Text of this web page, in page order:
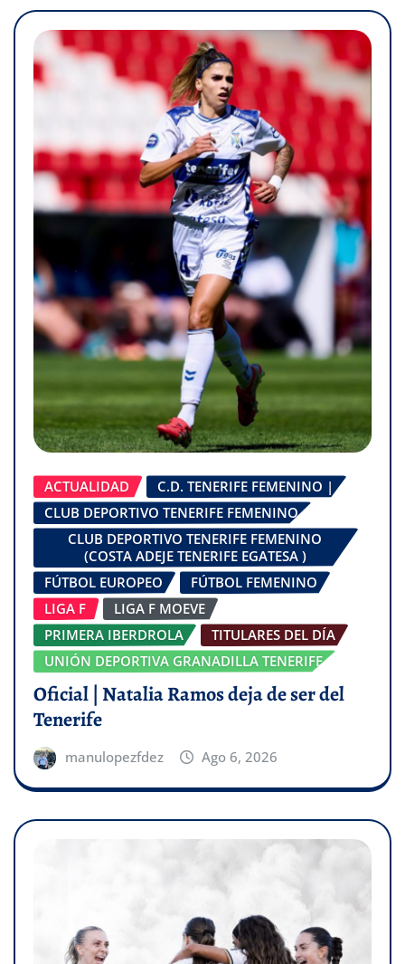
ACTUALIDAD
C.D. TENERIFE FEMENINO |
CLUB DEPORTIVO TENERIFE FEMENINO
CLUB DEPORTIVO TENERIFE FEMENINO
(COSTA ADEJE TENERIFE EGATESA )
FÚTBOL EUROPEO
FÚTBOL FEMENINO
LIGA F
LIGA F MOEVE
PRIMERA IBERDROLA
TITULARES DEL DÍA
UNIÓN DEPORTIVA GRANADILLA TENERIFE
Oficial | Natalia Ramos deja de ser del
Tenerife
manulopezfdez Ago 6, 2026